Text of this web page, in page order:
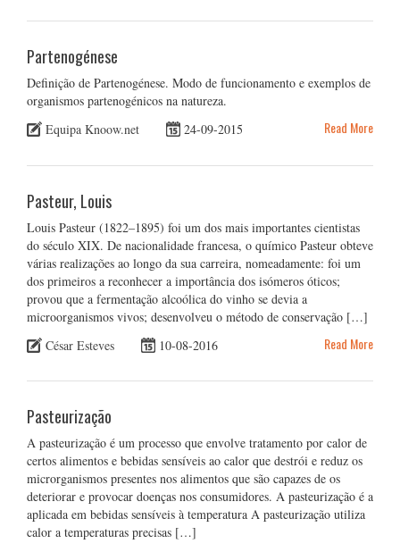
Partenogénese
Definição de Partenogénese. Modo de funcionamento e exemplos de
organismos partenogénicos na natureza.
Equipa Knoow.net
24-09-2015 Read More
Pasteur, Louis
Louis Pasteur (1822–1895) foi um dos mais importantes cientistas
do século XIX. De nacionalidade francesa, o químico Pasteur obteve
várias realizações ao longo da sua carreira, nomeadamente: foi um
dos primeiros a reconhecer a importância dos isómeros óticos;
provou que a fermentação alcoólica do vinho se devia a
microorganismos vivos; desenvolveu o método de conservação […]
César Esteves
10-08-2016 Read More
Pasteurização
A pasteurização é um processo que envolve tratamento por calor de
certos alimentos e bebidas sensíveis ao calor que destrói e reduz os
microrganismos presentes nos alimentos que são capazes de os
deteriorar e provocar doenças nos consumidores. A pasteurização é a
aplicada em bebidas sensíveis à temperatura A pasteurização utiliza
calor a temperaturas precisas […]